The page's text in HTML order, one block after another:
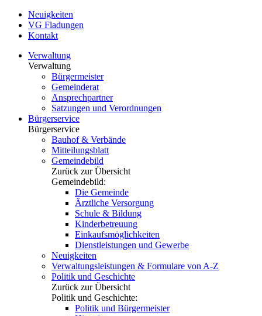
Neuigkeiten
VG Fladungen
Kontakt
Verwaltung
Verwaltung
Bürgermeister
Gemeinderat
Ansprechpartner
Satzungen und Verordnungen
Bürgerservice
Bürgerservice
Bauhof & Verbände
Mitteilungsblatt
Gemeindebild
Zurück zur Übersicht
Gemeindebild:
Die Gemeinde
Ärztliche Versorgung
Schule & Bildung
Kinderbetreuung
Einkaufsmöglichkeiten
Dienstleistungen und Gewerbe
Neuigkeiten
Verwaltungsleistungen & Formulare von A-Z
Politik und Geschichte
Zurück zur Übersicht
Politik und Geschichte:
Politik und Bürgermeister